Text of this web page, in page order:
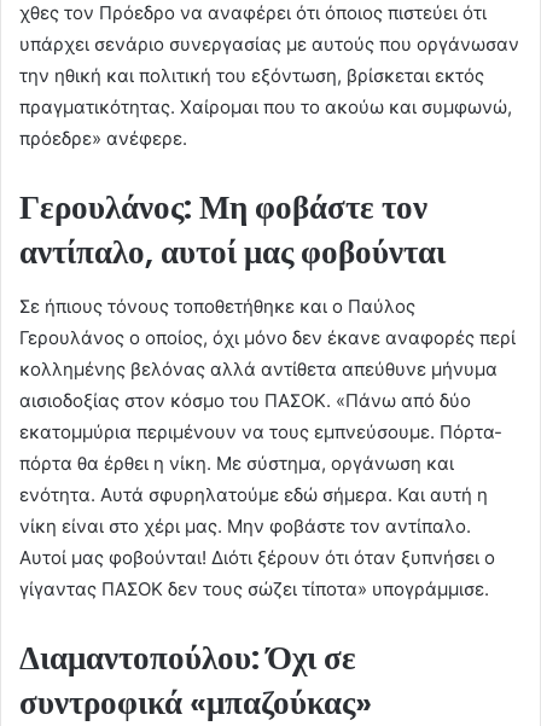
χθες τον Πρόεδρο να αναφέρει ότι όποιος πιστεύει ότι
υπάρχει σενάριο συνεργασίας με αυτούς που οργάνωσαν
την ηθική και πολιτική του εξόντωση, βρίσκεται εκτός
πραγματικότητας. Χαίρομαι που το ακούω και συμφωνώ,
πρόεδρε» ανέφερε.
Γερουλάνος: Μη φοβάστε τον
αντίπαλο, αυτοί μας φοβούνται
Σε ήπιους τόνους τοποθετήθηκε και ο Παύλος
Γερουλάνος ο οποίος, όχι μόνο δεν έκανε αναφορές περί
κολλημένης βελόνας αλλά αντίθετα απεύθυνε μήνυμα
αισιοδοξίας στον κόσμο του ΠΑΣΟΚ. «Πάνω από δύο
εκατομμύρια περιμένουν να τους εμπνεύσουμε. Πόρτα-
πόρτα θα έρθει η νίκη. Με σύστημα, οργάνωση και
ενότητα. Αυτά σφυρηλατούμε εδώ σήμερα. Και αυτή η
νίκη είναι στο χέρι μας. Μην φοβάστε τον αντίπαλο.
Αυτοί μας φοβούνται! Διότι ξέρουν ότι όταν ξυπνήσει ο
γίγαντας ΠΑΣΟΚ δεν τους σώζει τίποτα» υπογράμμισε.
Διαμαντοπούλου: Όχι σε
συντροφικά «μπαζούκας»